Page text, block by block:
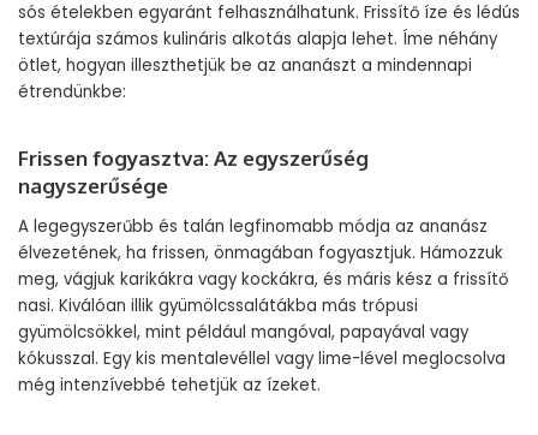
sós ételekben egyaránt felhasználhatunk. Frissítő íze és lédús
textúrája számos kulináris alkotás alapja lehet. Íme néhány
ötlet, hogyan illeszthetjük be az ananászt a mindennapi
étrendünkbe:
Frissen fogyasztva: Az egyszerűség
nagyszerűsége
A legegyszerűbb és talán legfinomabb módja az ananász
élvezetének, ha frissen, önmagában fogyasztjuk. Hámozzuk
meg, vágjuk karikákra vagy kockákra, és máris kész a frissítő
nasi. Kiválóan illik gyümölcssalátákba más trópusi
gyümölcsökkel, mint például mangóval, papayával vagy
kókusszal. Egy kis mentalevéllel vagy lime-lével meglocsolva
még intenzívebbé tehetjük az ízeket.